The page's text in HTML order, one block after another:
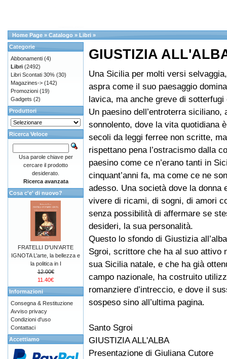
Home Page » Catalogo » Libri »
GIUSTIZIA
Una Sicilia per molti versi
aspra come il suo paesaggio
lavica, ma anche greve di
Un paesino dell’entroterra siciliano,
sonnolento, dove la vita quotidiana
secoli da leggi ferree non scritte,
rispettano pena l’ostracismo dalla
paesino come ce n’erano tanti in
cinquant’anni fa, ma come ce ne
adesso. Una società dove la donna
vivere di ricami, di sogni, di amori
senza possibilità di affermare se
desideri, la sua personalità.
Questo lo sfondo di Giustizia
Sgroi, scrittore che ha al suo attivo
sua Sicilia natale, e che ha già
campo nazionale, ha costruito
romanziere d’intreccio, e dove il
sospeso sino all’ultima pagina.
Santo Sgroi
GIUSTIZIA ALL'ALBA
Presentazione di Giuliana Cutore
Categorie
Abbonamenti (4)
Libri (2492)
Libri Scontati 30% (30)
Magazines-> (142)
Promozioni (19)
Gadgets (2)
Produttori
Ricerca Veloce
Usa parole chiave per
cercare il prodotto
desiderato.
Ricerca avanzata
Cosa c'e' di nuovo?
FRATELLI D'UN'ARTE
IGNOTA L’arte, la bellezza e
la politica in I
12.00€
11.40€
Informazioni
Consegna & Restituzione
Avviso privacy
Condizioni d'uso
Contattaci
Accettiamo